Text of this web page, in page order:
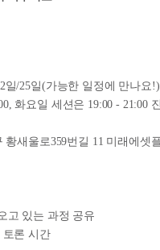
일/25일(가능한 일정에 만나요!)
화요일 세션은 19:00 - 21:00
황새울로359번길 11 미래에셋
고 있는 과정 공유
토론 시간